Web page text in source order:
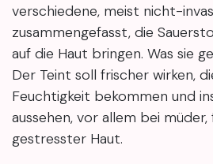
verschiedene, meist nicht-
zusammengefasst, die
auf die Haut bringen. Was sie
Der Teint soll frischer wirken,
Feuchtigkeit bekommen und
aussehen, vor allem bei
gestresster Haut.